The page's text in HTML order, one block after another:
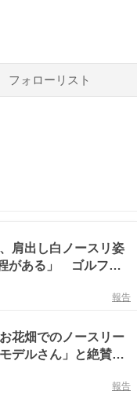
フォローリスト
肩出し白ノースリ姿
がある」 ゴルフウ
報告
花畑でのノースリー
デルさん」と絶賛の
報告